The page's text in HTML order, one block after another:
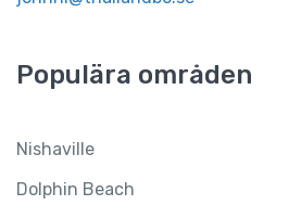
Populära områden
Nishaville
Dolphin Beach